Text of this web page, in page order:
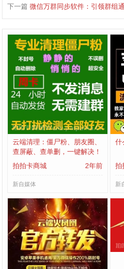
下一篇微信万群同步软件：引领群组
云端清理：僵尸粉、朋友圈、
查屏蔽、查单删，一键解决！
拍拍卡商城
2年前
新自媒体
什
拍
新